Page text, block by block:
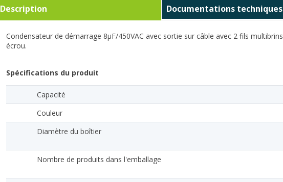
Description Documentations techniques
Condensateur de démarrage 8µF/450VAC avec sortie sur câble avec 2 fils multibrins
écrou.
Spécifications du produit
Capacité
Couleur
Diamètre du boîtier
Nombre de produits dans l'emballage